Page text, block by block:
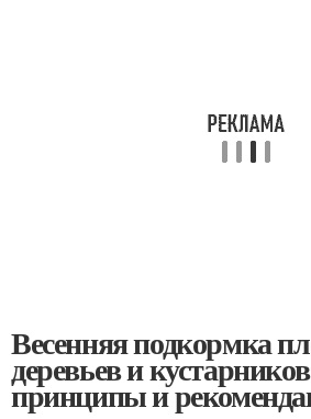
Весенняя подкормка
деревьев и
принципы и